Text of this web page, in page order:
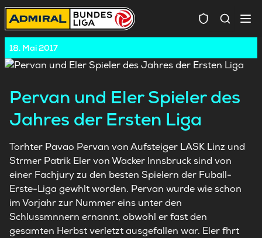
18. Mai 2017
Pervan und Eler Spieler des
Jahres der Ersten Liga
Torhter Pavao Pervan von Aufsteiger LASK Linz und
Strmer Patrik Eler von Wacker Innsbruck sind von
einer Fachjury zu den besten Spielern der Fuball-
Erste-Liga gewhlt worden. Pervan wurde wie schon
im Vorjahr zur Nummer eins unter den
Schlussmnnern ernannt, obwohl er fast den
gesamten Herbst verletzt ausgefallen war. Eler fhrt